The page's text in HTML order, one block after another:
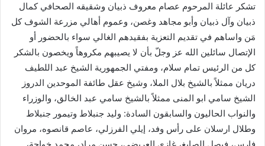
تشكر عائلة المرحوم عصام معروف ذبيان وشقيقه الصحافي كمال
ذبيان وآل ذبيان وأبو مجاهد وغصن، وعموم أهالي مزرعة الشوف كل
مَن واساهم في تقديم التعزية بفقيدهم الغالي سواء بالحضور أو
الإتصال سائلين الله عز وجلّ بأن لا يصيبهم مكروهاً ويخصون بالشكر
كل من الرئيس تمام سلام، ومفتي الجمهورية الشيخ عبد اللطيف
دريان ممثلاً بالشيخ بلال الملا، وشيخ عقل طائفة الموحدين الدروز
الشيخ سامي ابو المنى ممثلاً بالشيخ سامي عبد الخالق، والوزراء
والنواب الحاليون والسابقون السادة: وليد جنبلاط وتيمور جنبلاط
وطلال ارسلان على رأس وفد، إيلي الفرزلي، عاصم قانصوه، مروان